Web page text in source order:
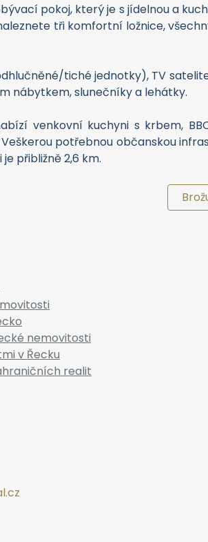
pokoj, který je s jídelnou a
tři komfortní ložnice,
tiché jednotky), TV
nábytkem, slunečníky a lehátky.
venkovní kuchyni s krbem,
potřebnou občanskou
přibližně 2,6 km.
nemovitosti
v Řecku
realit